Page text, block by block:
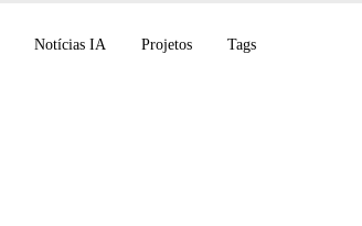
Notícias IA Projetos Tags